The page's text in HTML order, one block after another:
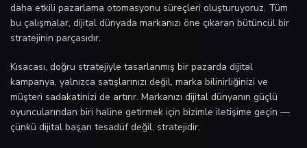
daha etkili pazarlama otomasyonu süreçleri oluşturuyoruz. Tüm
bu çalışmalar, dijital dünyada markanızı öne çıkaran bütüncül bir
stratejinin parçasıdır.
Kısacası, doğru stratejiyle tasarlanmış bir pazarda dijital
kampanya, yalnızca satışlarınızı değil, marka bilinirliğinizi ve
müşteri sadakatinizi de artırır. Markanızı dijital dünyanın güçlü
oyuncularından biri haline getirmek için bizimle iletişime geçin —
çünkü dijital başarı tesadüf değil, stratejidir.